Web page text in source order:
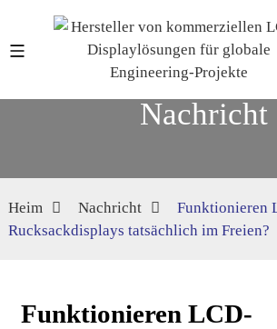
Nachricht
Heim Nachricht
Funktionieren
Rucksackdisplays tatsächlich im Freien?
Funktionieren LCD-